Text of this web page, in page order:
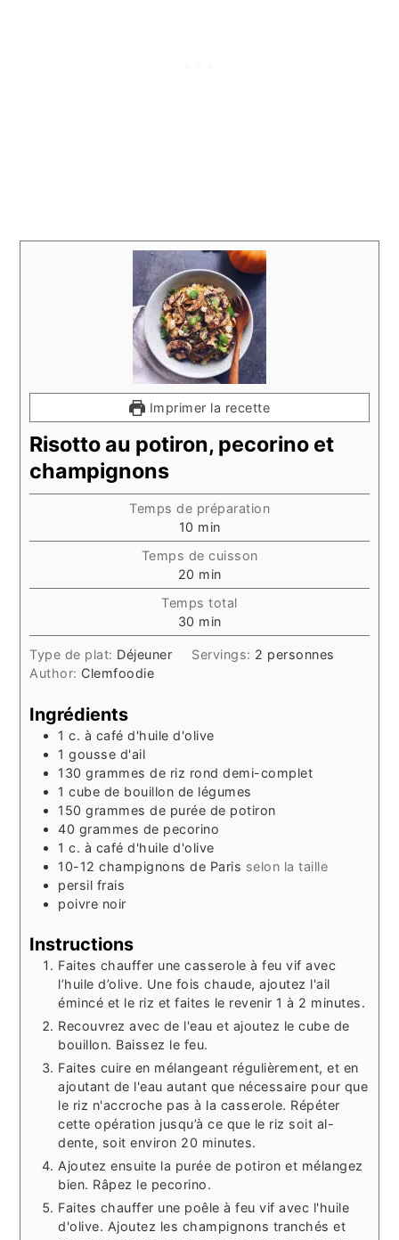
Imprimer la recette
Risotto au potiron, pecorino et
champignons
Temps de préparation
10 minutes
min
Temps de cuisson
20 minutes
min
Temps total
30 minutes
min
Type de plat: Déjeuner Servings: 2 personnes
Author: Clemfoodie
Ingrédients
1 c. à café d'huile d'olive
1 gousse d'ail
130 grammes de riz rond demi-complet
1 cube de bouillon de légumes
150 grammes de purée de potiron
40 grammes de pecorino
1 c. à café d'huile d'olive
10-12 champignons de Paris selon la taille
persil frais
poivre noir
Instructions
Faites chauffer une casserole à feu vif avec
l’huile d’olive. Une fois chaude, ajoutez l'ail
émincé et le riz et faites le revenir 1 à 2 minutes.
Recouvrez avec de l'eau et ajoutez le cube de
bouillon. Baissez le feu.
Faites cuire en mélangeant régulièrement, et en
ajoutant de l'eau autant que nécessaire pour que
le riz n'accroche pas à la casserole. Répéter
cette opération jusqu’à ce que le riz soit al-
dente, soit environ 20 minutes.
Ajoutez ensuite la purée de potiron et mélangez
bien. Râpez le pecorino.
Faites chauffer une poêle à feu vif avec l'huile
d'olive. Ajoutez les champignons tranchés et